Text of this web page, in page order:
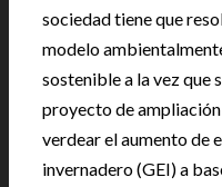
sociedad tiene que
modelo
sostenible a la vez que
proyecto de
verdear el aumento de
invernadero (GEI) a